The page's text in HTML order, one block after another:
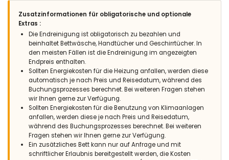
Zusatzinformationen für obligatorische und optionale
Extras :
Die Endreinigung ist obligatorisch zu bezahlen und
beinhaltet Bettwäsche, Handtücher und Geschirrtücher. In
den meisten Fällen ist die Endreinigung im angezeigten
Endpreis enthalten.
Sollten Energiekosten für die Heizung anfallen, werden diese
automatisch je nach Preis und Reisedatum, während des
Buchungsprozesses berechnet. Bei weiteren Fragen stehen
wir Ihnen gerne zur Verfügung.
Sollten Energiekosten für die Benutzung von Klimaanlagen
anfallen, werden diese je nach Preis und Reisedatum,
während des Buchungsprozesses berechnet. Bei weiteren
Fragen stehen wir Ihnen gerne zur Verfügung.
Ein zusätzliches Bett kann nur auf Anfrage und mit
schriftlicher Erlaubnis bereitgestellt werden, die Kosten